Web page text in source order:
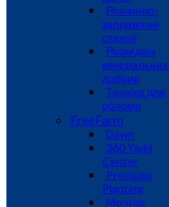
Розчинно-
заправочні
станції
Розкидачі
мінеральних
добрив
Техніка для
соломи
FreeFarm
Dawn
360 Yield
Center
Precision
Planting
Montag